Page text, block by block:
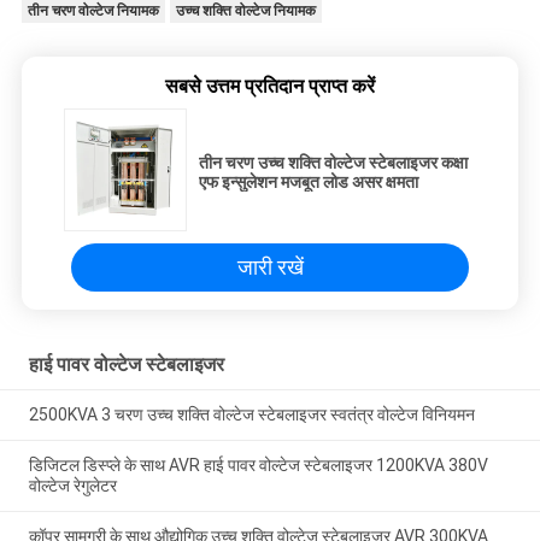
तीन चरण वोल्टेज नियामक उच्च शक्ति वोल्टेज नियामक
सबसे उत्तम प्रतिदान प्राप्त करें
तीन चरण उच्च शक्ति वोल्टेज स्टेबलाइजर कक्षा
एफ इन्सुलेशन मजबूत लोड असर क्षमता
जारी रखें
हाई पावर वोल्टेज स्टेबलाइजर
2500KVA 3 चरण उच्च शक्ति वोल्टेज स्टेबलाइजर स्वतंत्र वोल्टेज विनियमन
डिजिटल डिस्प्ले के साथ AVR हाई पावर वोल्टेज स्टेबलाइजर 1200KVA 380V
वोल्टेज रेगुलेटर
कॉपर सामग्री के साथ औद्योगिक उच्च शक्ति वोल्टेज स्टेबलाइजर AVR 300KVA